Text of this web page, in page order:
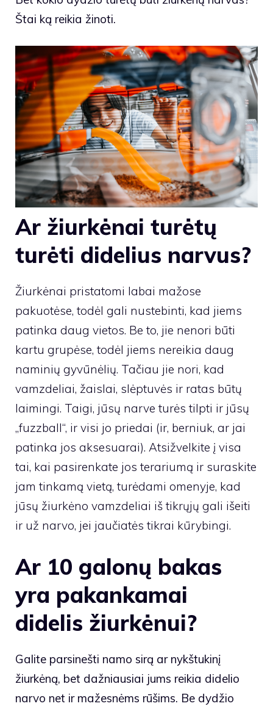
Štai ką reikia žinoti.
Ar žiurkėnai turėtų
turėti didelius narvus?
Žiurkėnai pristatomi labai mažose
pakuotėse, todėl gali nustebinti, kad jiems
patinka daug vietos. Be to, jie nenori būti
kartu grupėse, todėl jiems nereikia daug
naminių gyvūnėlių. Tačiau jie nori, kad
vamzdeliai, žaislai, slėptuvės ir ratas būtų
laimingi. Taigi, jūsų narve turės tilpti ir jūsų
„fuzzball“, ir visi jo priedai (ir, berniuk, ar jai
patinka jos aksesuarai). Atsižvelkite į visa
tai, kai pasirenkate jos terariumą ir suraskite
jam tinkamą vietą, turėdami omenyje, kad
jūsų žiurkėno vamzdeliai iš tikrųjų gali išeiti
ir už narvo, jei jaučiatės tikrai kūrybingi.
Ar 10 galonų bakas
yra pakankamai
didelis žiurkėnui?
Galite parsinešti namo sirą ar nykštukinį
žiurkėną, bet dažniausiai jums reikia didelio
narvo net ir mažesnėms rūšims. Be dydžio